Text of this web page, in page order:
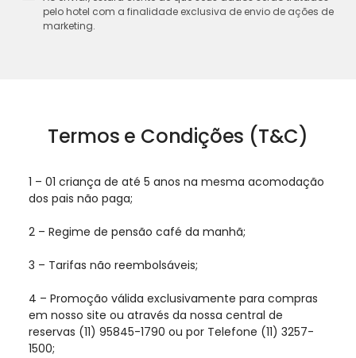
pelo hotel com a finalidade exclusiva de envio de ações de
marketing.
Termos e Condições (T&C)
1 – 01 criança de até 5 anos na mesma acomodação
dos pais não paga;
2 – Regime de pensão café da manhã;
3 – Tarifas não reembolsáveis;
4 – Promoção válida exclusivamente para compras
em nosso site ou através da nossa central de
reservas (11) 95845-1790 ou por Telefone (11) 3257-
1500;